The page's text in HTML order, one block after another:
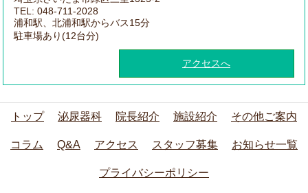
TEL: 048-711-2028
浦和駅、北浦和駅からバス15分
駐車場あり(12台分)
アクセスへ
トップ 泌尿器科 院長紹介 施設紹介 その他ご案内
コラム Q&A アクセス スタッフ募集 お知らせ一覧
プライバシーポリシー